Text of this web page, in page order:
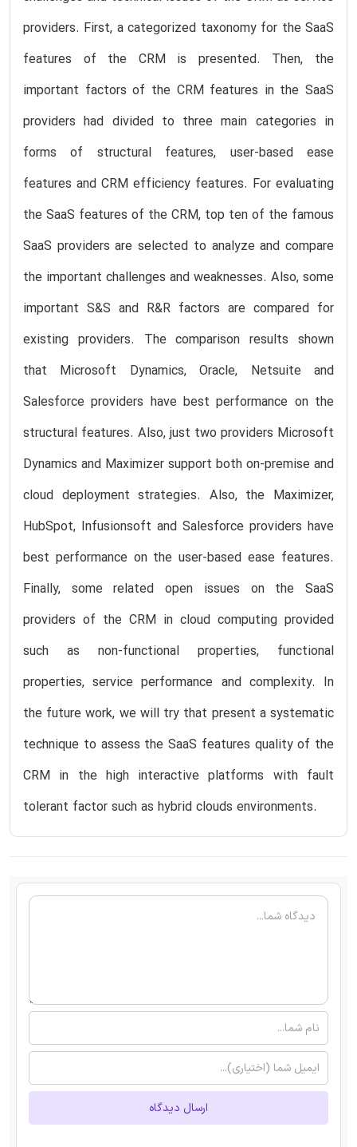
providers. First, a categorized taxonomy for the SaaS
features of the CRM is presented. Then, the
important factors of the CRM features in the SaaS
providers had divided to three main categories in
forms of structural features, user-based ease
features and CRM efficiency features. For evaluating
the SaaS features of the CRM, top ten of the famous
SaaS providers are selected to analyze and compare
the important challenges and weaknesses. Also, some
important S&S and R&R factors are compared for
existing providers. The comparison results shown
that Microsoft Dynamics, Oracle, Netsuite and
Salesforce providers have best performance on the
structural features. Also, just two providers Microsoft
Dynamics and Maximizer support both on-premise and
cloud deployment strategies. Also, the Maximizer,
HubSpot, Infusionsoft and Salesforce providers have
best performance on the user-based ease features.
Finally, some related open issues on the SaaS
providers of the CRM in cloud computing provided
such as non-functional properties, functional
properties, service performance and complexity. In
the future work, we will try that present a systematic
technique to assess the SaaS features quality of the
CRM in the high interactive platforms with fault
tolerant factor such as hybrid clouds environments.
ارسال دیدگاه